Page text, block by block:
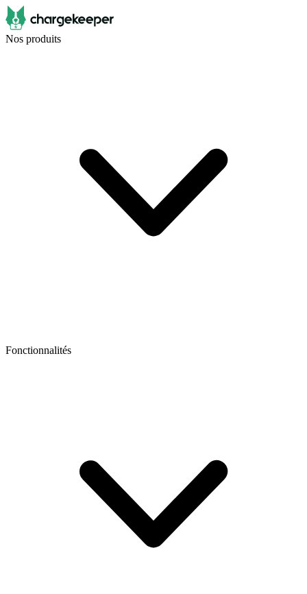
Nos produits
Fonctionnalités